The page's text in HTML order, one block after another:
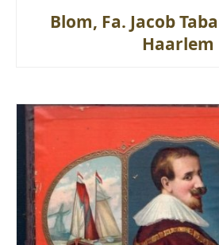
Blom, Fa. Jacob
Haarlem